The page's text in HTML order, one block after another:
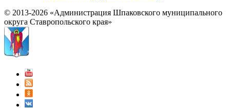
© 2013-2026 «Администрация Шпаковского муниципального
округа Ставропольского края»